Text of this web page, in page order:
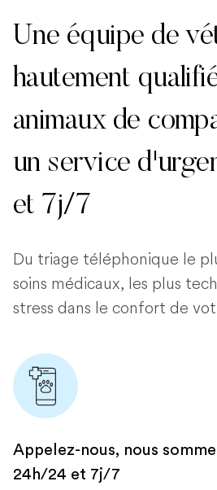
Une équipe de
hautement
animaux de
un service
et 7j/7
Du triage téléphonique le
soins médicaux, les plus
stress dans le confort de
Appelez-nous, nous
24h/24 et 7j/7